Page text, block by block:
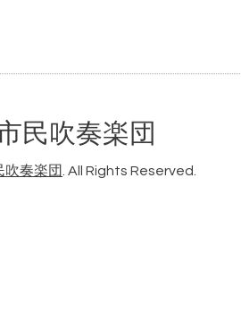
民吹奏楽団
吹奏楽団. All Rights Reserved.